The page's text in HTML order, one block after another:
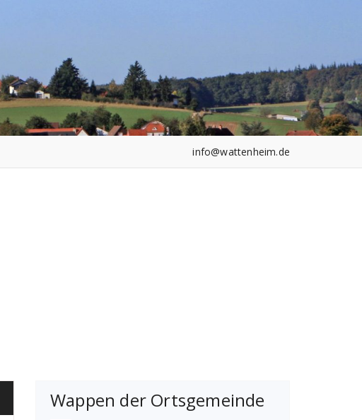
info@wattenheim.de
Wappen der Ortsgemeinde